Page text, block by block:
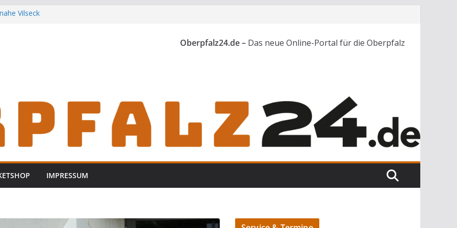
Vilseck
Oberpfalz24.de – Das neue Online-Portal für die Oberpfalz
IMPRESSUM